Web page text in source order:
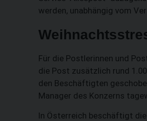
werden, unabhängig vom
Für die Postlerinnen und
die Post zusätzlich rund
den Beschäftigten
Manager des Konzerns
In Österreich beschäftigt